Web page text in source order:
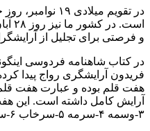
در تقویم میلادی
و فرصتی برای تجلیل از
در کتاب شاهنامه فردوسی
فریدون آرایشگری رواج پیدا
هفت قلم بوده و عبارت هفت قلم
۳-وسمه ۴-سرمه ۵-سرخاب ۶-سفیدآب ۷-خال